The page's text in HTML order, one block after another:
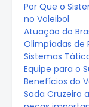
Por Que o
no Voleibol
Atuação do
Olimpíadas de
Sistemas
Equipe para o
Benefícios do
Sada Cruzeiro